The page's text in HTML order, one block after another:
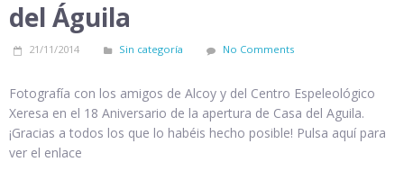
del Águila
21/11/2014 Sin categoría No Comments
Fotografía con los amigos de Alcoy y del Centro Espeleológico
Xeresa en el 18 Aniversario de la apertura de Casa del Aguila.
¡Gracias a todos los que lo habéis hecho posible! Pulsa aquí para
ver el enlace